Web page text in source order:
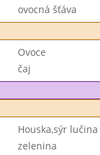
ovocná šťáva
Ovoce
čaj
Houska,sýr lučina
zelenina